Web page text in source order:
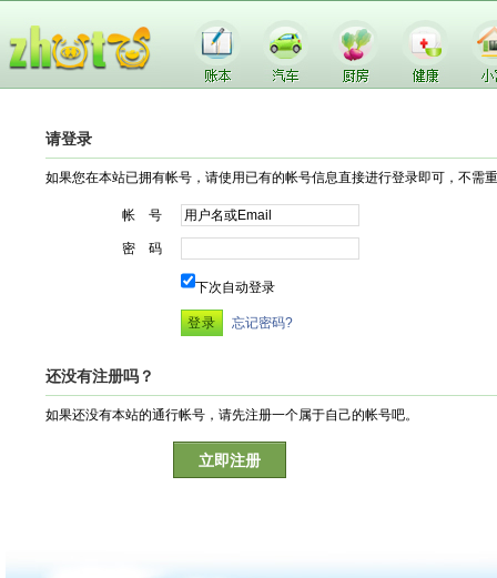
请登录
如果您在本站已拥有帐号，请使用已有的帐号信息直接进行登录即可，不需
帐 号
密 码
下次自动登录
忘记密码?
还没有注册吗？
如果还没有本站的通行帐号，请先注册一个属于自己的帐号吧。
立即注册